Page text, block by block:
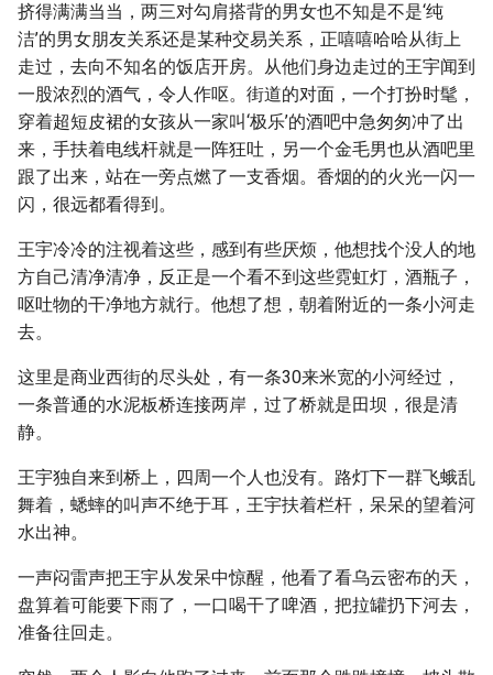
挤得满满当当，两三对勾肩搭背的男女也不知是不是‘纯
洁’的男女朋友关系还是某种交易关系，正嘻嘻哈哈从街上
走过，去向不知名的饭店开房。从他们身边走过的王宇闻到
一股浓烈的酒气，令人作呕。街道的对面，一个打扮时髦，
穿着超短皮裙的女孩从一家叫‘极乐’的酒吧中急匆匆冲了出
来，手扶着电线杆就是一阵狂吐，另一个金毛男也从酒吧里
跟了出来，站在一旁点燃了一支香烟。香烟的的火光一闪一
闪，很远都看得到。
王宇冷冷的注视着这些，感到有些厌烦，他想找个没人的地
方自己清净清净，反正是一个看不到这些霓虹灯，酒瓶子，
呕吐物的干净地方就行。他想了想，朝着附近的一条小河走
去。
这里是商业西街的尽头处，有一条30来米宽的小河经过，
一条普通的水泥板桥连接两岸，过了桥就是田坝，很是清
静。
王宇独自来到桥上，四周一个人也没有。路灯下一群飞蛾乱
舞着，蟋蟀的叫声不绝于耳，王宇扶着栏杆，呆呆的望着河
水出神。
一声闷雷声把王宇从发呆中惊醒，他看了看乌云密布的天，
盘算着可能要下雨了，一口喝干了啤酒，把拉罐扔下河去，
准备往回走。